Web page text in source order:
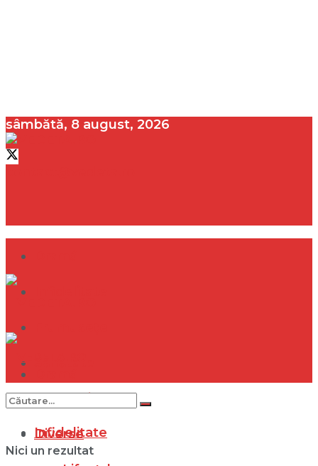
sâmbătă, 8 august, 2026
Internațional
Diverse
Infidelitate
Nici un rezultat